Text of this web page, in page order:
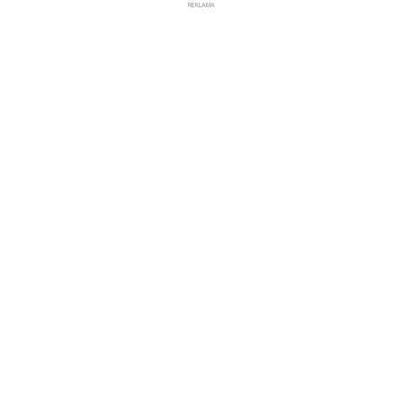
REKLAMA